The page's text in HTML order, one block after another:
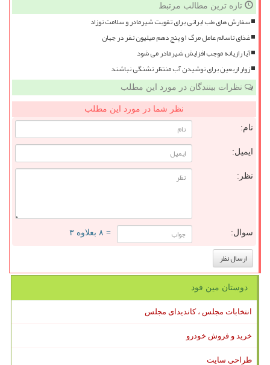
تازه ترین مطالب مرتبط
سفارش های طب ایرانی برای تقویت شیرمادر و سلامت نوزاد
غذای ناسالم عامل مرگ ۱ و پنج دهم میلیون نفر در جهان
آیا رازیانه موجب افزایش شیرمادر می شود
زوار اربعین برای نوشیدن آب منتظر تشنگی نباشند
نظرات بینندگان در مورد این مطلب
نظر شما در مورد این مطلب
نام:
ایمیل:
نظر:
سوال: = ۸ بعلاوه ۳
دوستان مین فود
انتخابات مجلس ، کاندیدای مجلس
خرید و فروش خودرو
طراحی سایت